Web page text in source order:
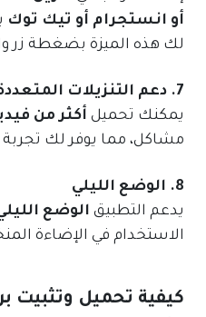
أو انستجرام أو تيك توك
لك هذه الميزة بضغطة زر
7. دعم التنزيلات المتعددة
يمكنك تحميل أكثر من
مشاكل، مما يوفر لك تجربة
8. الوضع الليلي
يدعم التطبيق الوضع
الاستخدام في الإضاءة